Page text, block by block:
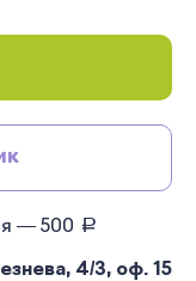
— 500 руб.
4/3, оф. 15